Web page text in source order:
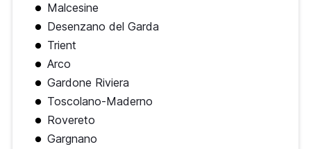
Malcesine
Desenzano del Garda
Trient
Arco
Gardone Riviera
Toscolano-Maderno
Rovereto
Gargnano